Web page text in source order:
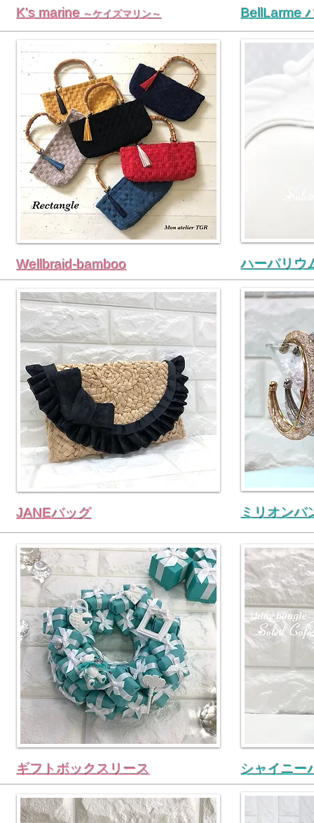
K's marine ～ケイズマリン～ BellLarme
Wellbraid-bamboo ハーバリウ
JANEバッグ ミリオンバ
ギフトボックスリース シャイニー